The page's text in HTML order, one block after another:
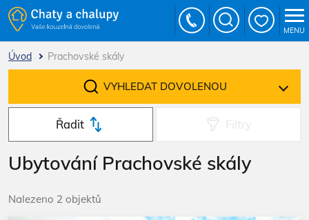
Úvod Prachovské skály
Řadit
Ubytování Prachovské skály
Nalezeno 2 objektů
VYHLEDAT DOVOLENOU
MENU